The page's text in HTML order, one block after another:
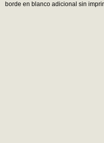
borde en blanco adicional sin